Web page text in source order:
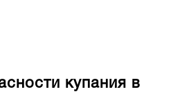
купания в